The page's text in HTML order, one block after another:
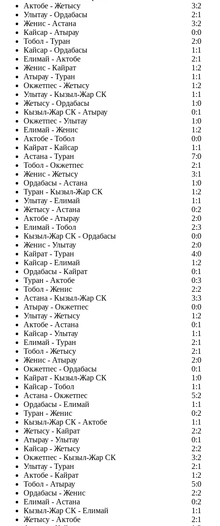
Актобе - Жетысу
3:2
Улытау - Ордабасы
2:1
Женис - Астана
3:2
Кайсар - Атырау
0:0
Тобол - Туран
2:0
Кайсар - Ордабасы
1:1
Елимай - Актобе
2:1
Женис - Кайрат
1:2
Атырау - Туран
1:1
Окжетпес - Жетысу
1:2
Улытау - Кызыл-Жар СК
1:1
Жетысу - Ордабасы
1:0
Кызыл-Жар СК - Атырау
0:1
Окжетпес - Улытау
1:0
Елимай - Женис
1:2
Актобе - Тобол
0:0
Кайрат - Кайсар
1:1
Астана - Туран
7:0
Тобол - Окжетпес
2:1
Женис - Жетысу
3:1
Ордабасы - Астана
1:0
Туран - Кызыл-Жар СК
1:2
Улытау - Елимай
1:1
Жетысу - Астана
0:2
Актобе - Атырау
2:0
Елимай - Тобол
2:3
Кызыл-Жар СК - Ордабасы
0:0
Женис - Улытау
2:0
Кайрат - Туран
4:0
Кайсар - Елимай
1:2
Ордабасы - Кайрат
0:1
Туран - Актобе
0:3
Тобол - Женис
2:2
Астана - Кызыл-Жар СК
3:3
Атырау - Окжетпес
0:0
Улытау - Жетысу
1:2
Актобе - Астана
0:1
Кайсар - Улытау
1:1
Елимай - Туран
2:1
Тобол - Жетысу
2:1
Женис - Атырау
2:0
Окжетпес - Ордабасы
0:1
Кайрат - Кызыл-Жар СК
1:0
Кайсар - Тобол
1:1
Астана - Окжетпес
5:2
Ордабасы - Елимай
1:1
Туран - Женис
0:2
Кызыл-Жар СК - Актобе
1:1
Жетысу - Кайрат
2:2
Атырау - Улытау
0:1
Кайсар - Жетысу
2:2
Окжетпес - Кызыл-Жар СК
3:2
Улытау - Туран
2:1
Актобе - Кайрат
1:2
Тобол - Атырау
5:0
Ордабасы - Женис
2:2
Елимай - Астана
0:2
Кызыл-Жар СК - Елимай
1:1
Жетысу - Актобе
2:1